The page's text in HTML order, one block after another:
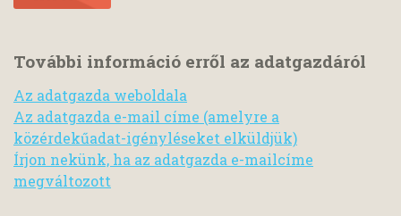
További információ erről az adatgazdáról
Az adatgazda weboldala
Az adatgazda e-mail címe (amelyre a
közérdekűadat-igényléseket elküldjük)
Írjon nekünk, ha az adatgazda e-mailcíme
megváltozott